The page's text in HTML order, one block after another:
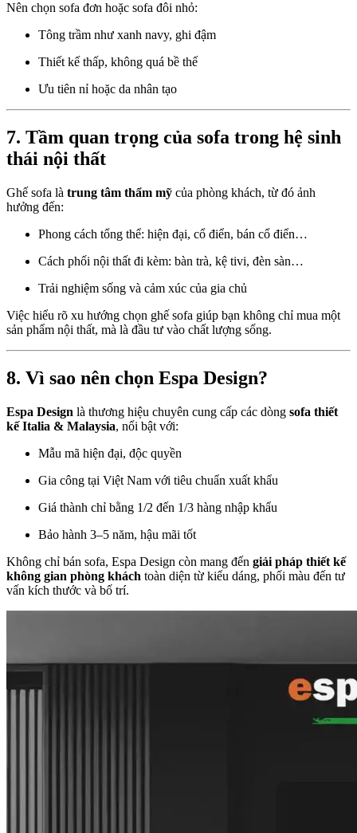
Nên chọn sofa đơn hoặc sofa đôi nhỏ:
Tông trầm như xanh navy, ghi đậm
Thiết kế thấp, không quá bề thế
Ưu tiên nỉ hoặc da nhân tạo
7. Tầm quan trọng của sofa trong hệ sinh
thái nội thất
Ghế sofa là trung tâm thẩm mỹ của phòng khách, từ đó ảnh
hưởng đến:
Phong cách tổng thể: hiện đại, cổ điển, bán cổ điển…
Cách phối nội thất đi kèm: bàn trà, kệ tivi, đèn sàn…
Trải nghiệm sống và cảm xúc của gia chủ
Việc hiểu rõ xu hướng chọn ghế sofa giúp bạn không chỉ mua một
sản phẩm nội thất, mà là đầu tư vào chất lượng sống.
8. Vì sao nên chọn Espa Design?
Espa Design là thương hiệu chuyên cung cấp các dòng sofa thiết
kế Italia & Malaysia, nổi bật với:
Mẫu mã hiện đại, độc quyền
Gia công tại Việt Nam với tiêu chuẩn xuất khẩu
Giá thành chỉ bằng 1/2 đến 1/3 hàng nhập khẩu
Bảo hành 3–5 năm, hậu mãi tốt
Không chỉ bán sofa, Espa Design còn mang đến giải pháp thiết kế
không gian phòng khách toàn diện từ kiểu dáng, phối màu đến tư
vấn kích thước và bố trí.